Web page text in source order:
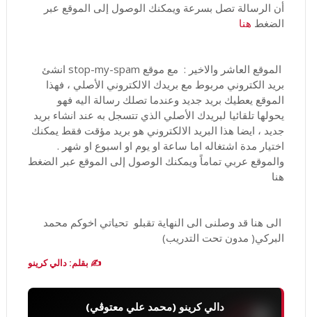
أن الرسالة تصل بسرعة ويمكنك الوصول إلى الموقع عبر
الضغط هنا
الموقع العاشر والاخير : مع موقع stop-my-spam انشئ
بريد الكتروني مربوط مع بريدك الالكتروني الأصلي ، فهذا
الموقع يعطيك بريد جديد وعندما تصلك رسالة اليه فهو
يحولها تلقائيا لبريدك الأصلي الذي تتسجل به عند انشاء بريد
جديد ، ايضا هذا البريد الالكتروني هو بريد مؤقت فقط يمكنك
اختيار مدة اشتغاله اما ساعة او يوم او اسبوع او شهر .
والموقع عربي تماماً ويمكنك الوصول إلى الموقع عبر الضغط
هنا
الى هنا قد وصلنى الى النهاية تقبلو تحياتي اخوكم محمد
البركي( مدون تحت التدريب)
✍️ بقلم: دالي كرينو
دالي كرينو (محمد علي معتوڨي)